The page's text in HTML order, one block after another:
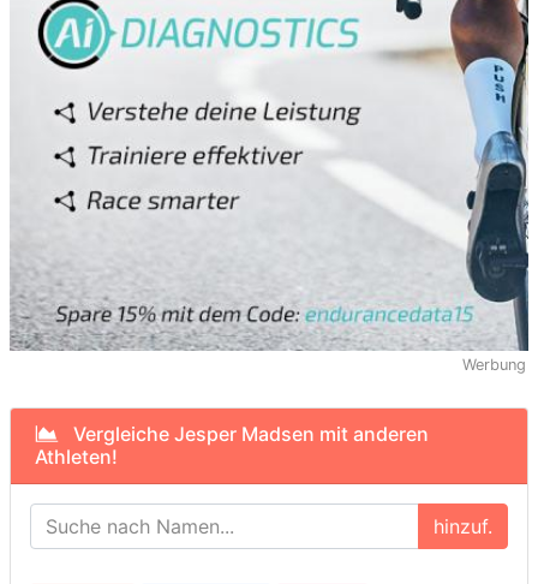
Werbung
Vergleiche Jesper Madsen mit anderen
Athleten!
hinzuf.